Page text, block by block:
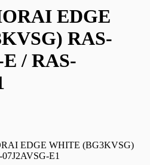
EDGE
RAS-
/ RAS-
EDGE WHITE (BG3KVSG)
E1